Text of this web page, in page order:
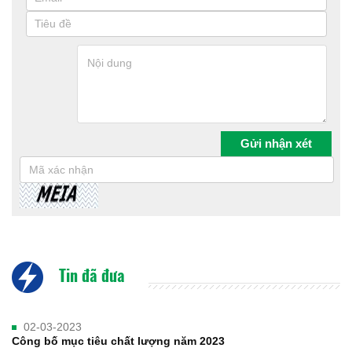
Tin đã đưa
02-03-2023
Công bố mục tiêu chất lượng năm 2023